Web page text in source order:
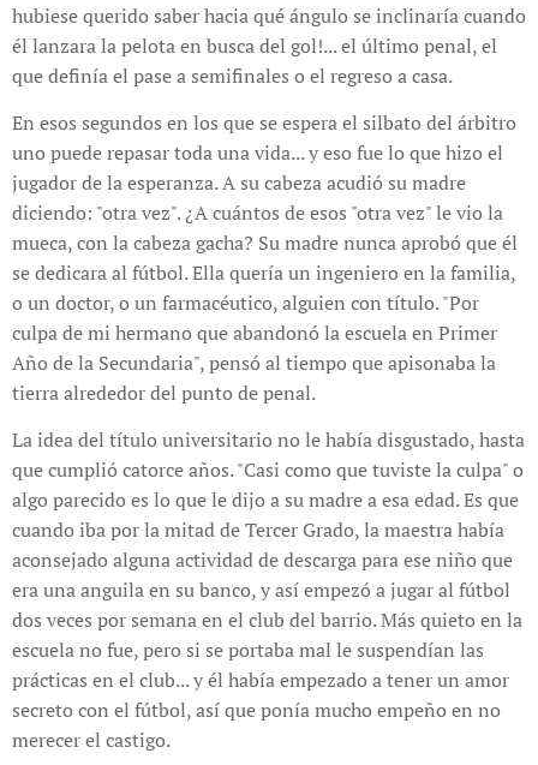
hubiese querido saber hacia qué ángulo se inclinaría cuando
él lanzara la pelota en busca del gol!... el último penal, el
que definía el pase a semifinales o el regreso a casa.
En esos segundos en los que se espera el silbato del árbitro
uno puede repasar toda una vida... y eso fue lo que hizo el
jugador de la esperanza. A su cabeza acudió su madre
diciendo: "otra vez". ¿A cuántos de esos "otra vez" le vio la
mueca, con la cabeza gacha? Su madre nunca aprobó que él
se dedicara al fútbol. Ella quería un ingeniero en la familia,
o un doctor, o un farmacéutico, alguien con título. "Por
culpa de mi hermano que abandonó la escuela en Primer
Año de la Secundaria", pensó al tiempo que apisonaba la
tierra alrededor del punto de penal.
La idea del título universitario no le había disgustado, hasta
que cumplió catorce años. "Casi como que tuviste la culpa" o
algo parecido es lo que le dijo a su madre a esa edad. Es que
cuando iba por la mitad de Tercer Grado, la maestra había
aconsejado alguna actividad de descarga para ese niño que
era una anguila en su banco, y así empezó a jugar al fútbol
dos veces por semana en el club del barrio. Más quieto en la
escuela no fue, pero si se portaba mal le suspendían las
prácticas en el club... y él había empezado a tener un amor
secreto con el fútbol, así que ponía mucho empeño en no
merecer el castigo.